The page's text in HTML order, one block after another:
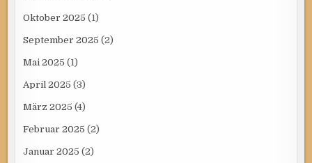
Oktober 2025 (1)
September 2025 (2)
Mai 2025 (1)
April 2025 (3)
März 2025 (4)
Februar 2025 (2)
Januar 2025 (2)